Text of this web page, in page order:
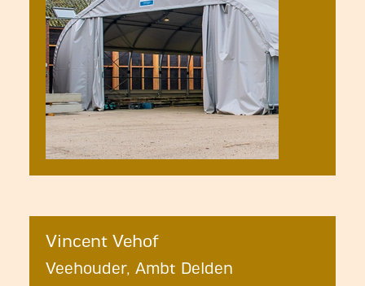
Vincent Vehof
Veehouder, Ambt Delden